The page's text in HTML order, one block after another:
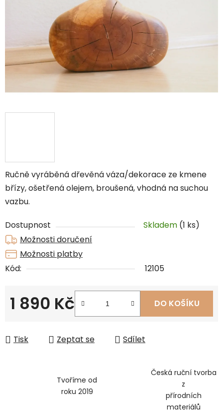
Ručně vyráběná dřevěná váza/dekorace ze kmene
břízy, ošetřená olejem, broušená, vhodná na suchou
vazbu.
Dostupnost Skladem (1 ks)
Možnosti doručení
Možnosti platby
Kód:
12105
1 890 Kč DO KOŠÍKU
Tisk Zeptat se Sdílet
Tvoříme od
roku 2019
Česká ruční tvorba
z
přírodních
materiálů